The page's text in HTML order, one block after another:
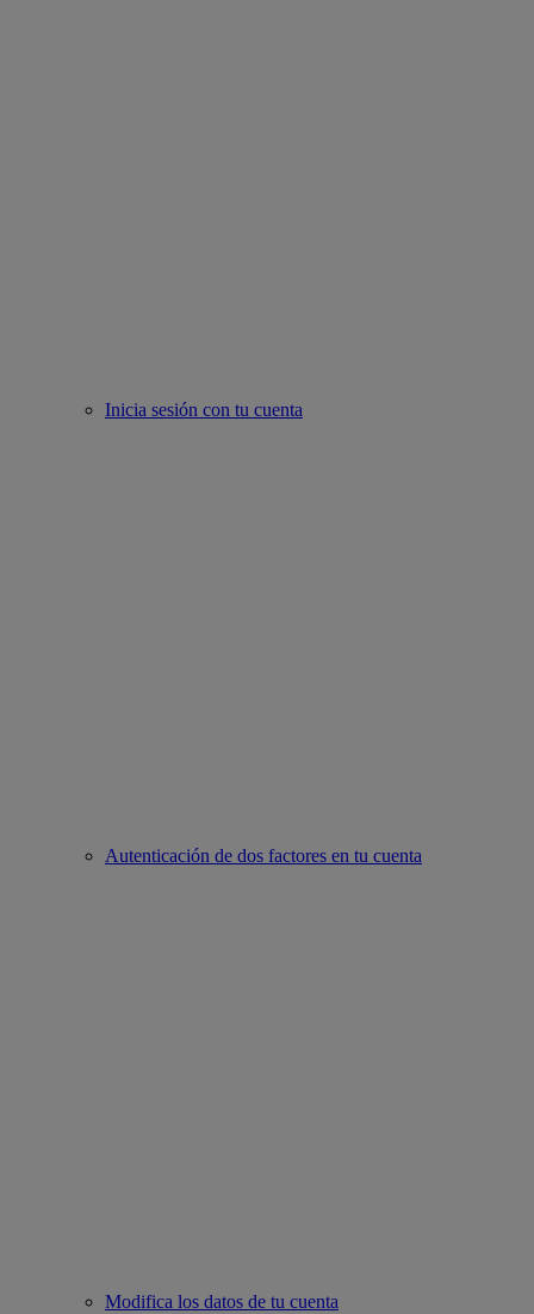
Inicia sesión con tu cuenta
Autenticación de dos factores en tu cuenta
Modifica los datos de tu cuenta